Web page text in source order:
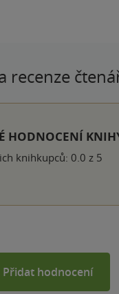
recenze
HODNOCENÍ
knihkupců: 0.0 z 5
Přidat hodnocení